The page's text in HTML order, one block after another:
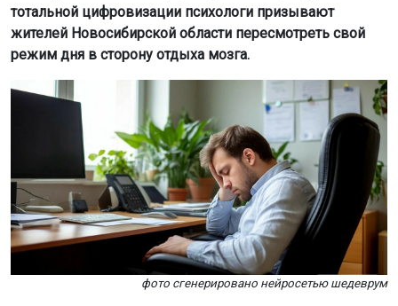
тотальной цифровизации психологи призывают
жителей Новосибирской области пересмотреть свой
режим дня в сторону отдыха мозга.
фото сгенерировано нейросетью шедеврум